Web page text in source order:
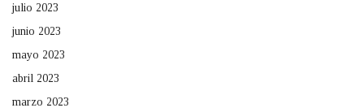
julio 2023
junio 2023
mayo 2023
abril 2023
marzo 2023